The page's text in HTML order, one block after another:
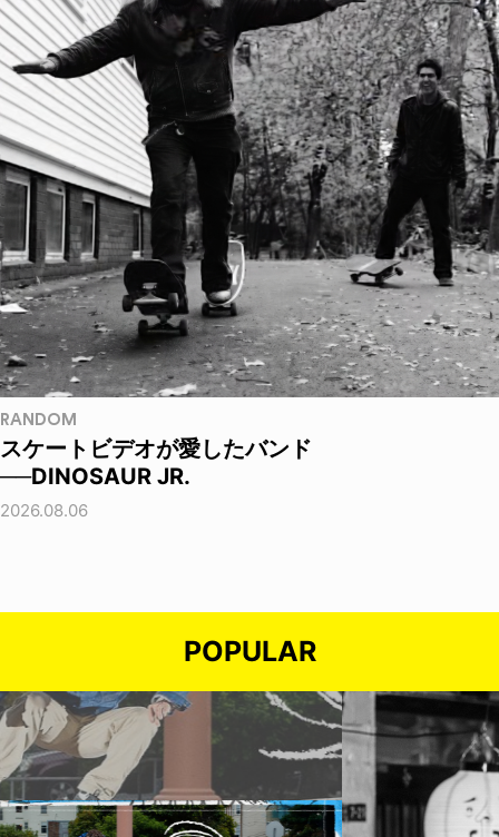
RANDOM
スケートビデオが愛したバンド
──DINOSAUR JR.
2026.08.06
POPULAR